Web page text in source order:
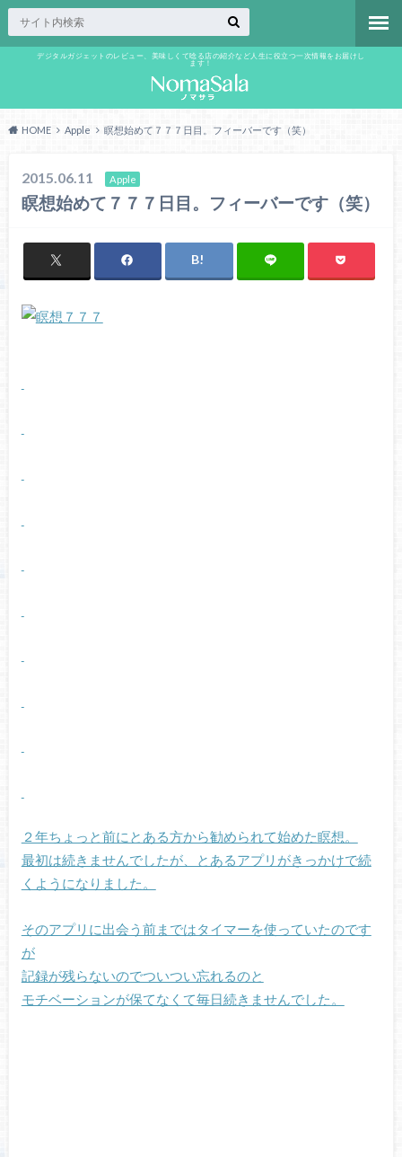
デジタルガジェットのレビュー、美味しくて唸る店の紹介など人生に役立つ一次情報をお届けし
ます！
HOME Apple 瞑想始めて７７７日目。フィーバーです（笑）
2015.06.11 Apple
瞑想始めて７７７日目。フィーバーです（笑）
２年ちょっと前にとある方から勧められて始めた瞑想。
最初は続きませんでしたが、とあるアプリがきっかけで続
くようになりました。
そのアプリに出会う前まではタイマーを使っていたのです
が
記録が残らないのでついつい忘れるのと
モチベーションが保てなくて毎日続きませんでした。